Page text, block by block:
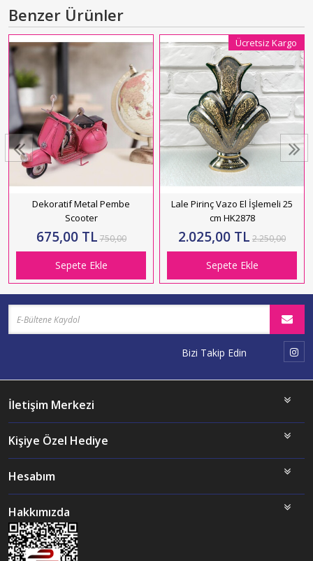
Benzer Ürünler
Dekoratif Metal Pembe
Scooter
675,00 TL 750,00
Sepete Ekle
Ücretsiz Kargo
Lale Pirinç Vazo El İşlemeli 25
cm HK2878
2.025,00 TL 2.250,00
Sepete Ekle
Bizi Takip Edin
İletişim Merkezi
Kişiye Özel Hediye
Hesabım
Hakkımızda